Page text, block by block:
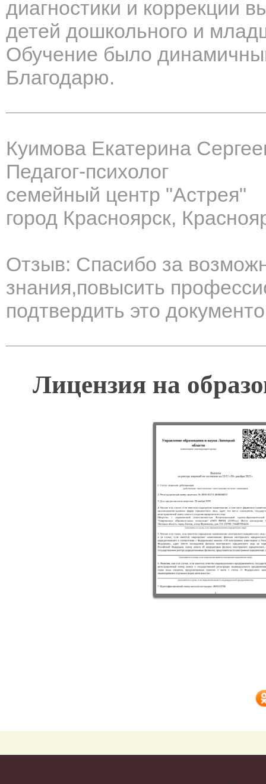
диагностики и коррекции
детей дошкольного и
Обучение было
Благодарю.
Куимова Екатерина
Педагог-психолог
семейный центр "Астрея"
город Красноярск,
Отзыв: Спасибо за
знания,повысить
подтвердить это
Лицензия на